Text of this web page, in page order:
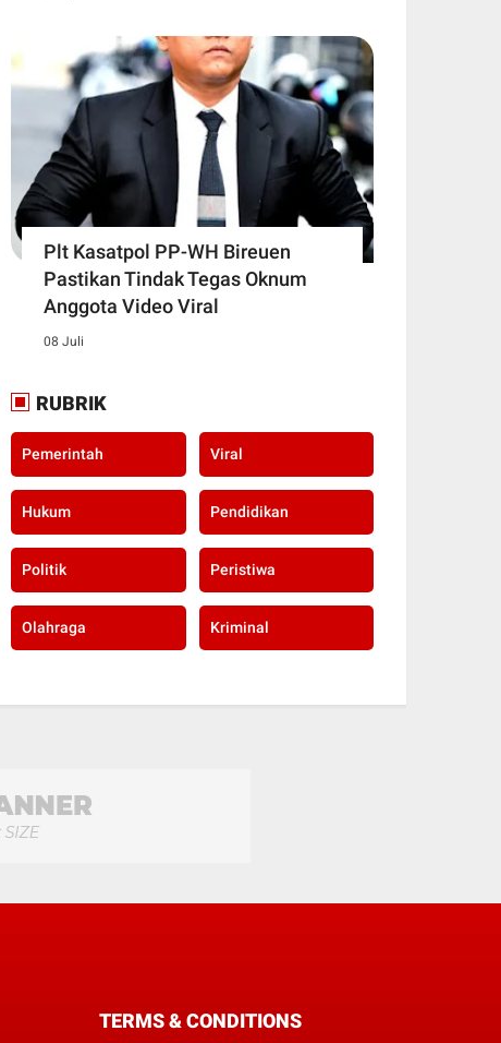
Plt Kasatpol PP-WH Bireuen
Pastikan Tindak Tegas Oknum
Anggota Video Viral
08 Juli
RUBRIK
Pemerintah Viral
Hukum Pendidikan
Politik Peristiwa
Olahraga Kriminal
TERMS & CONDITIONS